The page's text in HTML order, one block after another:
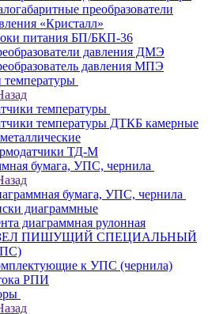
преобразователи
«Кристалл»
питания БП/БКП-36
давления ДМЭ
давления МПЭ
температуры
температуры
температуры ДТКБ камерные
ТД-М
бумага, УПС, чернила
бумага, УПС, чернила
диаграммные
диаграммная рулонная
ПИШУЩИЙ СПЕЦИАЛЬНЫЙ
к УПС (чернила)
РПИ